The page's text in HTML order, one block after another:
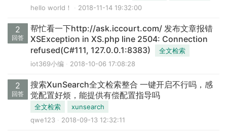
hello world！
2018-11-14 19:32:00
2
回答
帮忙看一下http://ask.iccourt.com/ 发布文章报错
XSException in XS.php line 2504: Connection
refused(C#111, 127.0.0.1:8383)
全文检索
iot369小编
2018-10-06 17:08:28
2
回答
搜索XunSearch全文检索整合 一键开启不行吗，感
觉配置好烦，能提供有偿配置指导吗
全文检索
xunsearch
qwe123
2018-09-13 12:32:11